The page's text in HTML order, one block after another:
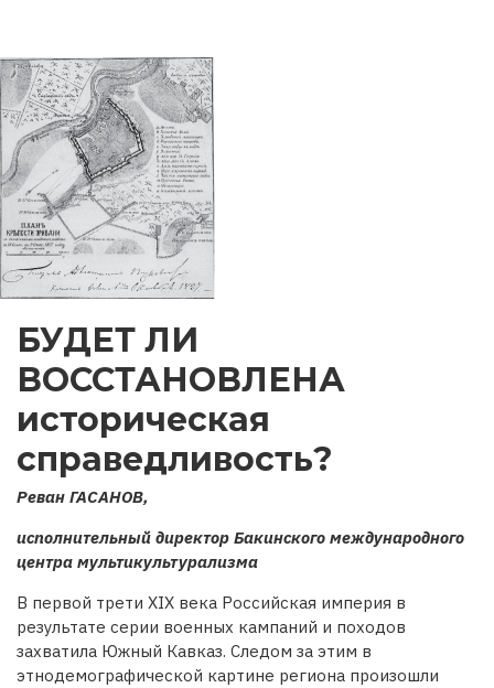
БУДЕТ ЛИ
ВОССТАНОВЛЕНА
историческая
справедливость?
Реван ГАСАНОВ,
исполнительный директор Бакинского международного
центра мультикультурализма
В первой трети XIX века Российская империя в
результате серии военных кампаний и походов
захватила Южный Кавказ. Следом за этим в
этнодемографической картине региона произошли